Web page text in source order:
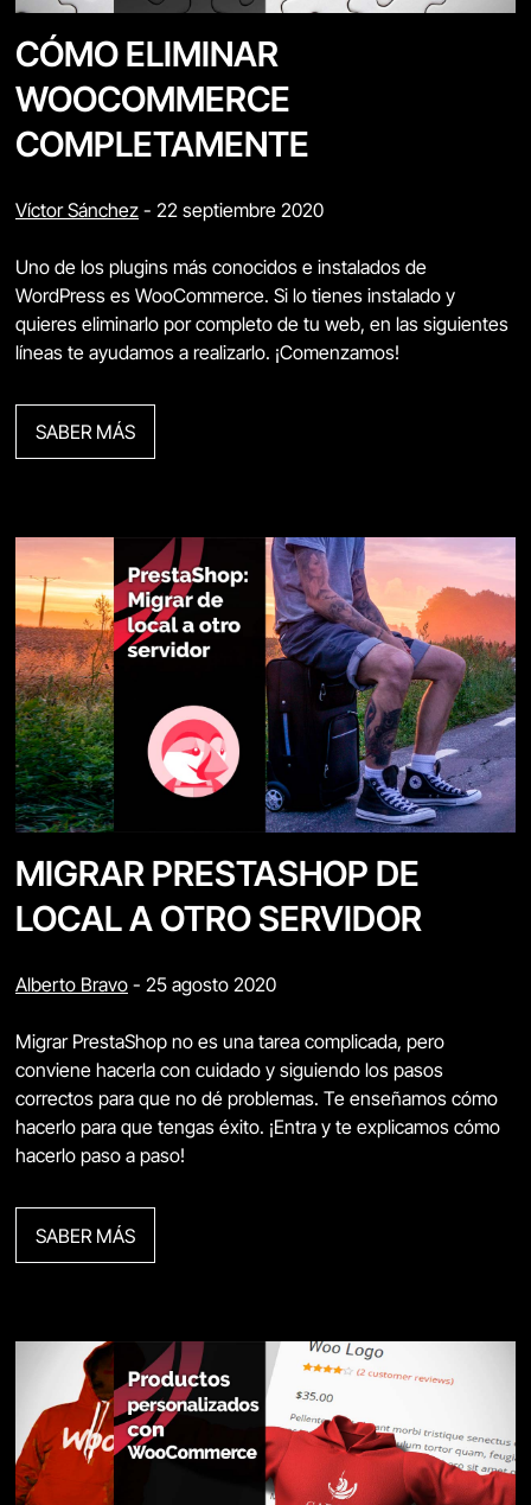
CÓMO ELIMINAR
WOOCOMMERCE
COMPLETAMENTE
Víctor Sánchez - 22 septiembre 2020
Uno de los plugins más conocidos e instalados de
WordPress es WooCommerce. Si lo tienes instalado y
quieres eliminarlo por completo de tu web, en las siguientes
líneas te ayudamos a realizarlo. ¡Comenzamos!
SABER MÁS
MIGRAR PRESTASHOP DE
LOCAL A OTRO SERVIDOR
Alberto Bravo - 25 agosto 2020
Migrar PrestaShop no es una tarea complicada, pero
conviene hacerla con cuidado y siguiendo los pasos
correctos para que no dé problemas. Te enseñamos cómo
hacerlo para que tengas éxito. ¡Entra y te explicamos cómo
hacerlo paso a paso!
SABER MÁS